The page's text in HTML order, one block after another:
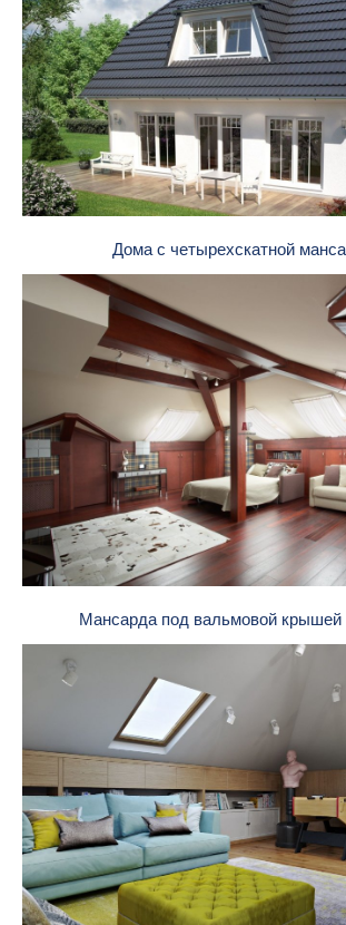
Дома с четырехскатной
Мансарда под вальмовой крышей